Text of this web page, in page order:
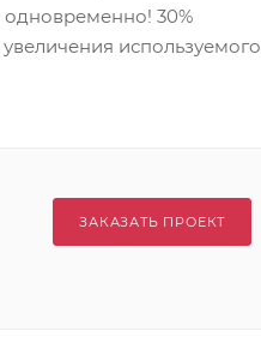
одновременно! 30%
используемого
ЗАКАЗАТЬ ПРОЕКТ